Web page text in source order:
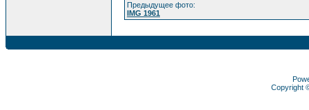
Предыдущее фото:
IMG 1961
Copyright